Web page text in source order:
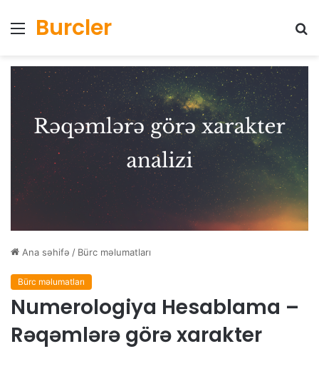
Menyu
Burcler
Ana səhifə / Bürc məlumatları
Bürc məlumatları
Numerologiya Hesablama –
Rəqəmlərə görə xarakter